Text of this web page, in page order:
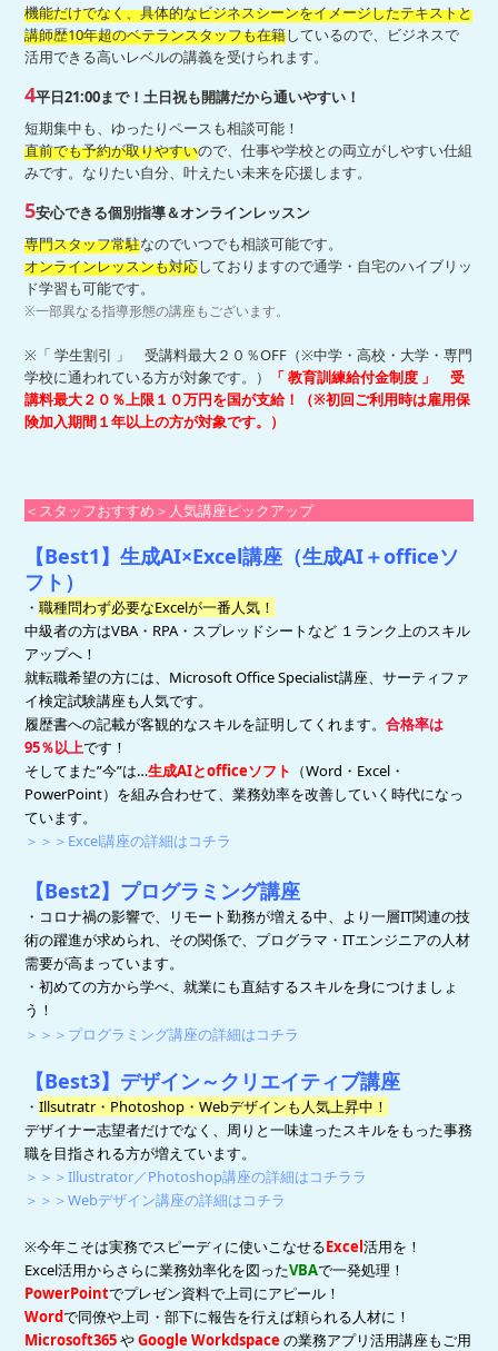
機能だけでなく、具体的なビジネスシーンをイメージしたテキストと
講師歴10年超のベテランスタッフも在籍しているので、ビジネスで
活用できる高いレベルの講義を受けられます。
4平日21:00まで！土日祝も開講だから通いやすい ！
短期集中も、ゆったりペースも相談可能！
直前でも予約が取りやすいので、仕事や学校との両立がしやすい仕組
みです。なりたい自分、叶えたい未来を応援します。
5安心できる個別指導＆オンラインレッスン
専門スタッフ常駐なのでいつでも相談可能です。
オンラインレッスンも対応しておりますので通学・自宅のハイブリッ
ド学習も可能です。
※一部異なる指導形態の講座もございます。
※「 学生割引 」 受講料最大２０％OFF（※中学・高校・大学・専門
学校に通われている方が対象です。）
「 教育訓練給付金制度 」 受
講料最大２０％上限１０万円を国が支給！（※初回ご利用時は雇用保
険加入期間１年以上の方が対象です。）
＜スタッフおすすめ＞人気講座ピックアップ
【Best1】生成AI×Excel講座（生成AI＋officeソ
フト）
・職種問わず必要なExcelが一番人気！
中級者の方はVBA・RPA・スプレッドシートなど １ランク上のスキル
アップへ！
就転職希望の方には、Microsoft Office Specialist講座、サーティファ
イ検定試験講座も人気です。
履歴書への記載が客観的なスキルを証明してくれます。合格率は
95％以上です！
そしてまた”今”は…生成AIとofficeソフト （Word・Excel・
PowerPoint）を組み合わせて、業務効率を改善していく時代になっ
ています。
＞＞＞Excel講座の詳細はコチラ
【Best2】プログラミング講座
・コロナ禍の影響で、リモート勤務が増える中、より一層IT関連の技
術の躍進が求められ、その関係で、プログラマ・ITエンジニアの人材
需要が高まっています。
・初めての方から学べ、就業にも直結するスキルを身につけましょ
う！
＞＞＞プログラミング講座の詳細はコチラ
【Best3】デザイン～クリエイティブ講座
・Illsutratr・Photoshop・Webデザインも人気上昇中！
デザイナー志望者だけでなく、周りと一味違ったスキルをもった事務
職を目指される方が増えています。
＞＞＞Illustrator／Photoshop講座の詳細はコチララ
＞＞＞Webデザイン講座の詳細はコチラ
※今年こそは実務でスピーディに使いこなせるExcel活用を！
Excel活用からさらに業務効率化を図ったVBAで一発処理！
PowerPointでプレゼン資料で上司にアピール！
Wordで同僚や上司・部下に報告を行えば頼られる人材に！
Microsoft365やGoogle Workdspaceの業務アプリ活用講座もご用